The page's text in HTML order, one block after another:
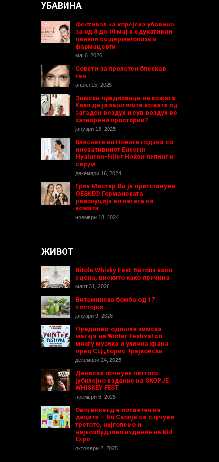
УБАВИНА
Фестивал на корејска убавина
за од 8 до 10 мај и едукативни
панели со дерматолози и
фармацевти
мај 6, 2026
Совети за пролетен блескав
тен
април 15, 2025
Зимски предизвици на кожата:
Како да ја заштитите кожата од
загаден воздух и сув воздух во
затворени простории?
јануари 13, 2025
Блеснете во Новата година со
иновативниот Eucerin
Hyaluron-Filler Ноќен пилинг и
серум
декември 16, 2024
Грин Мастер Ви ја претставува
GESKE® Германската
револуција во негата на
кожата
ноември 18, 2024
ЖИВОТ
Bitola Whisky Fest: Битола како
сцена, вискито како причина
март 31, 2026
Витаминска бомба од 17
состојки
јануари 9, 2026
Предновогодишнa зимска
магија на Winter Festival со
многу музика и улична храна
пред СЦ „Борис Трајковски
декември 24, 2025
Денеска почнува петтото
јубилејно издание на SKOPJE
WHISKEY FEST
ноември 6, 2025
Овој викенд е посветен на
децата – Во Скопје се случува
третото, најголемо и
највозбудливо издание на Kid
Expo
октомври 2, 2025